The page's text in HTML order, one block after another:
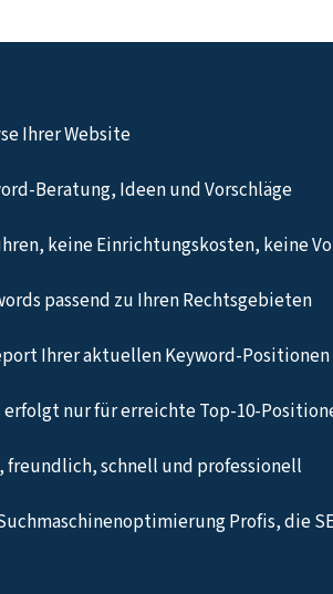
Ihrer Website
Beratung, Ideen und Vorschläge
keine Einrichtungskosten, keine
passend zu Ihren Rechtsgebieten
Ihrer aktuellen Keyword-Positionen
erfolgt nur für erreichte Top-10-
freundlich, schnell und professionell
Profis, die